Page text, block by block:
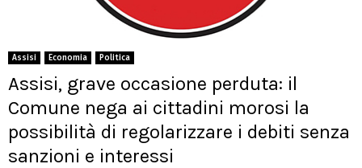
Assisi Economia Politica
Assisi, grave occasione perduta: il
Comune nega ai cittadini morosi la
possibilità di regolarizzare i debiti senza
sanzioni e interessi